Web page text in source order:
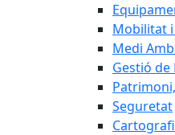
Mobilitat
Medi
Gestió de
Seguretat